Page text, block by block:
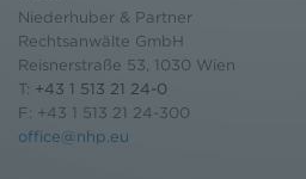
Niederhuber & Partner
Rechtsanwälte GmbH
Reisnerstraße 53, 1030 Wien
T: +43 1 513 21 24-0
F: +43 1 513 21 24-300
office@nhp.eu